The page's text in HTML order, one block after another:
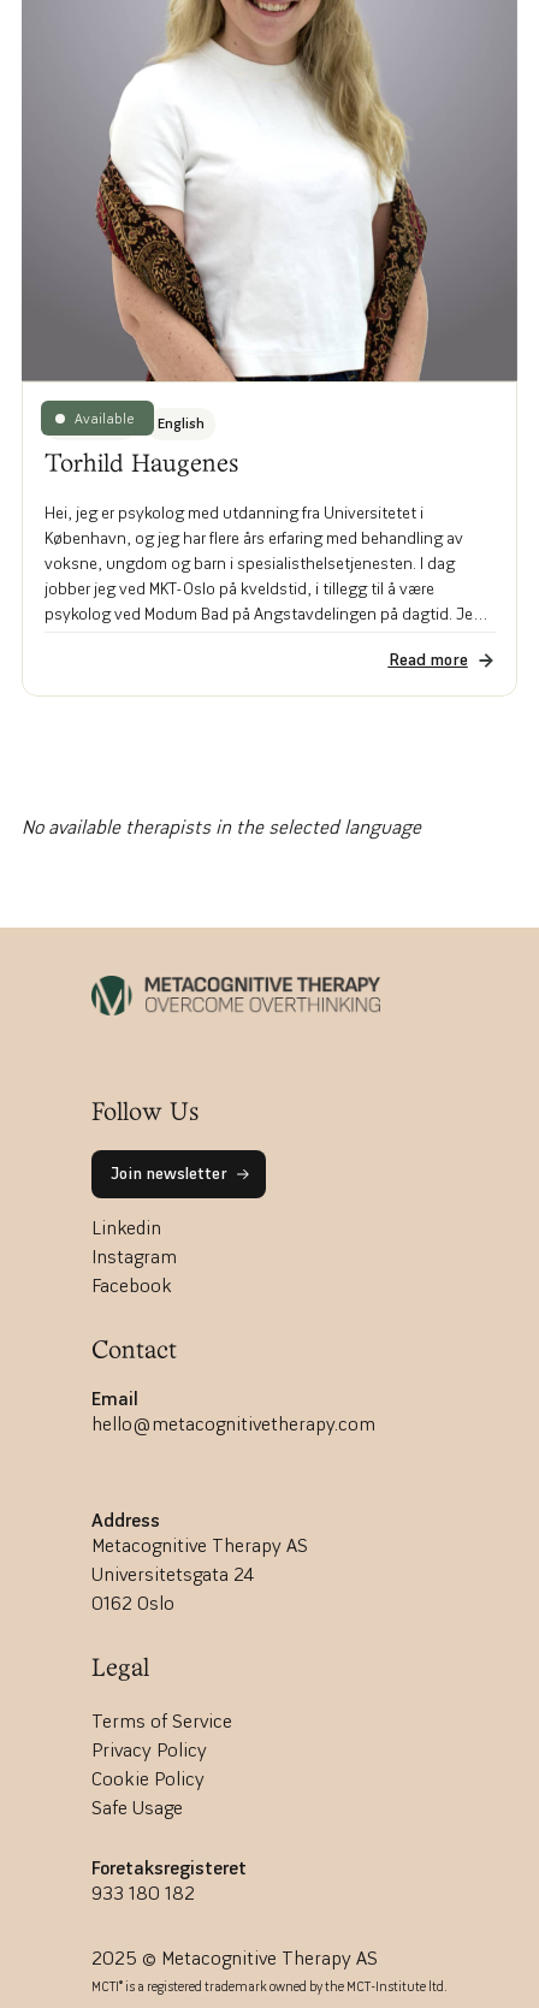
Available
Norwegian English
Torhild Haugenes
Hei, jeg er psykolog med utdanning fra Universitetet i
København, og jeg har flere års erfaring med behandling av
voksne, ungdom og barn i spesialisthelsetjenesten. I dag
jobber jeg ved MKT-Oslo på kveldstid, i tillegg til å være
psykolog ved Modum Bad på Angstavdelingen på dagtid. Jeg
svært effektiv for et bredt spekter av psykiske utfordringer,
Read more
No available therapists in the selected language
Follow Us
Join newsletter
Linkedin
Instagram
Facebook
Contact
Email
hello@metacognitivetherapy.com
Address
Metacognitive Therapy AS
Universitetsgata 24
0162 Oslo
Legal
Terms of Service
Privacy Policy
Cookie Policy
Safe Usage
Foretaksregisteret
933 180 182
2025 © Metacognitive Therapy AS
MCTI® is a registered trademark owned by the MCT-Institute ltd.